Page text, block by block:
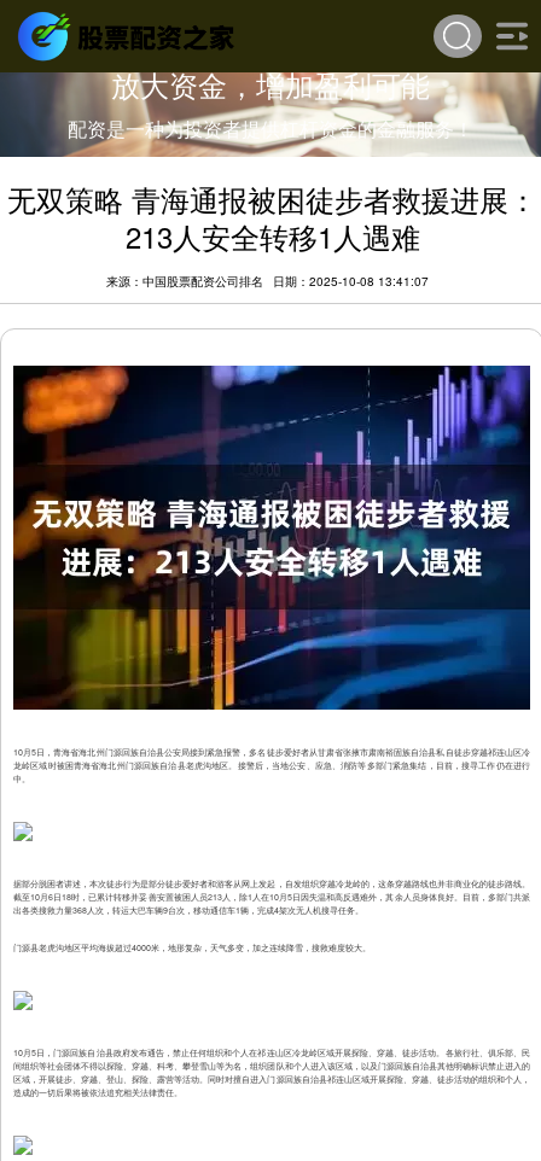
放大资金，增加盈利可能
配资是一种为投资者提供杠杆资金的金融服务！
无双策略 青海通报被困徒步者救援进展：
213人安全转移1人遇难
来源：中国股票配资公司排名 日期：2025-10-08 13:41:07
10月5日，青海省海北州门源回族自治县公安局接到紧急报警，多名徒步爱好者从甘肃省张掖市肃南裕固族自治县私自徒步穿越祁连山区冷
龙岭区域时被困青海省海北州门源回族自治县老虎沟地区。接警后，当地公安、应急、消防等多部门紧急集结，目前，搜寻工作仍在进行
中。
据部分脱困者讲述，本次徒步行为是部分徒步爱好者和游客从网上发起，自发组织穿越冷龙岭的，这条穿越路线也并非商业化的徒步路线。
截至10月6日18时，已累计转移并妥善安置被困人员213人，除1人在10月5日因失温和高反遇难外，其余人员身体良好。目前，多部门共派
出各类搜救力量368人次，转运大巴车辆9台次，移动通信车1辆，完成4架次无人机搜寻任务。
门源县老虎沟地区平均海拔超过4000米，地形复杂，天气多变，加之连续降雪，搜救难度较大。
10月5日，门源回族自治县政府发布通告，禁止任何组织和个人在祁连山区冷龙岭区域开展探险、穿越、徒步活动。各旅行社、俱乐部、民
间组织等社会团体不得以探险、穿越、科考、攀登雪山等为名，组织团队和个人进入该区域，以及门源回族自治县其他明确标识禁止进入的
区域，开展徒步、穿越、登山、探险、露营等活动。同时对擅自进入门源回族自治县祁连山区域开展探险、穿越、徒步活动的组织和个人，
造成的一切后果将被依法追究相关法律责任。